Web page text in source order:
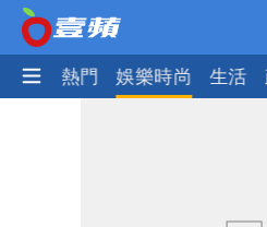
焦點 熱門 娛樂時尚 生活